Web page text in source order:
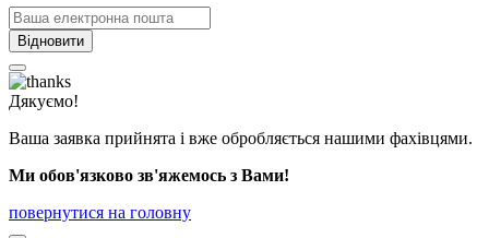
Відновити
Дякуємо!
Ваша заявка прийнята і вже обробляється нашими фахівцями.
Ми обов'язково зв'яжемось з Вами!
повернутися на головну